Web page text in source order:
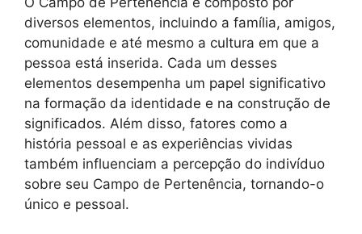
diversos elementos, incluindo a família, amigos,
comunidade e até mesmo a cultura em que a
pessoa está inserida. Cada um desses
elementos desempenha um papel significativo
na formação da identidade e na construção de
significados. Além disso, fatores como a
história pessoal e as experiências vividas
também influenciam a percepção do indivíduo
sobre seu Campo de Pertenência, tornando-o
único e pessoal.